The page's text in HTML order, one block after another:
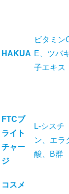
HAKUA
ビタミン
E、ツバ
子エキス
FTCブ
ライト
チャー
ジ
L-シスチ
ン、エラ
酸、B群
コスメ